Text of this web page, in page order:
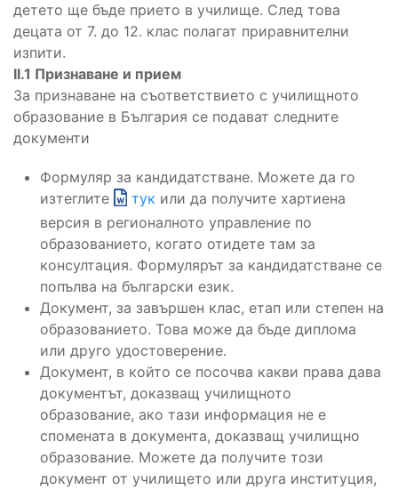
детето ще бъде прието в училище. След това
децата от 7. до 12. клас полагат приравнителни
изпити.
II.1 Признаване и прием
За признаване на съответствието с училищното
образование в България се подават следните
документи
Формуляр за кандидатстване. Можете да го
изтеглите
тук или да получите хартиена
версия в регионалното управление по
образованието, когато отидете там за
консултация. Формулярът за кандидатстване се
попълва на български език.
Документ, за завършен клас, етап или степен на
образованието. Това може да бъде диплома
или друго удостоверение.
Документ, в който се посочва какви права дава
документът, доказващ училищното
образование, ако тази информация не е
спомената в документа, доказващ училищно
образование. Можете да получите този
документ от училището или друга институция,